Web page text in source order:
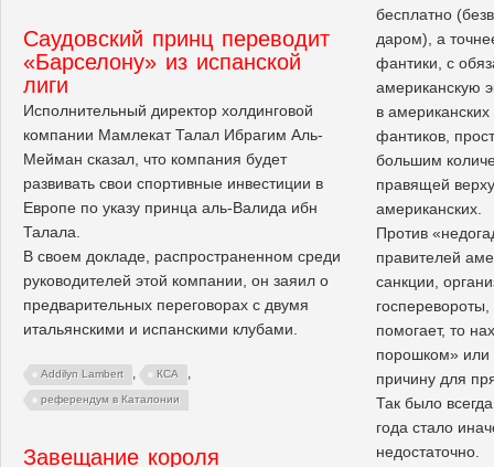
бесплатно
даром), а
фантики, с
американскую
в
фантиков,
большим
правящей
американских.
Против
правителей
санкции,
помогает, то
порошком» или
причину для
Так было
года стало
недостаточно.
Саудовский принц переводит
«Барселону» из испанской
лиги
Исполнительный директор холдинговой
компании Мамлекат Талал Ибрагим Аль-
Мейман сказал, что компания будет
развивать свои спортивные инвестиции в
Европе по указу принца аль-Валида ибн
Талала.
В своем докладе, распространенном среди
руководителей этой компании, он заяил о
предварительных переговорах с двумя
итальянскими и испанскими клубами.
Addilyn Lambert , КСА ,
референдум в Каталонии
Завещание короля